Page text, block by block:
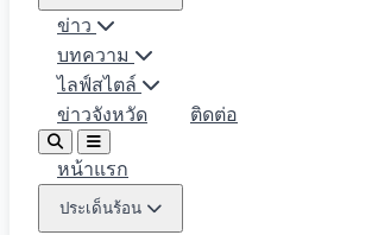
ข่าว
บทความ
ไลฟ์สไตล์
ข่าวจังหวัด
ติดต่อ
หน้าแรก
ประเด็นร้อน